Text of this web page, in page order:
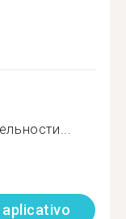
aplicativo